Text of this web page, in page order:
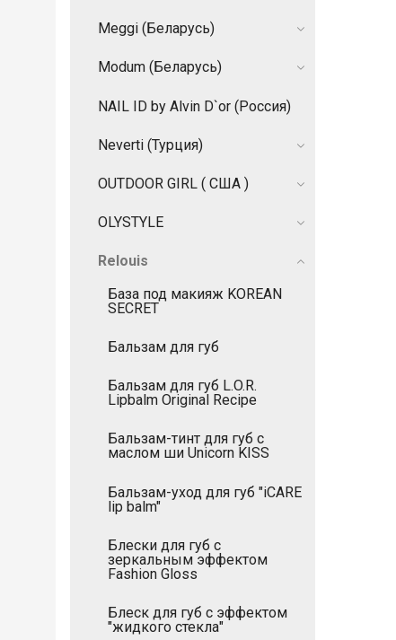
Meggi (Беларусь)
Modum (Беларусь)
NAIL ID by Alvin D`or (Россия)
Neverti (Турция)
OUTDOOR GIRL ( США )
OLYSTYLE
Relouis
База под макияж KOREAN
SECRET
Бальзам для губ
Бальзам для губ L.O.R.
Lipbalm Original Recipe
Бальзам-тинт для губ с
маслом ши Unicorn KISS
Бальзам-уход для губ "iCARE
lip balm"
Блески для губ с
зеркальным эффектом
Fashion Gloss
Блеск для губ с эффектом
"жидкого стекла"